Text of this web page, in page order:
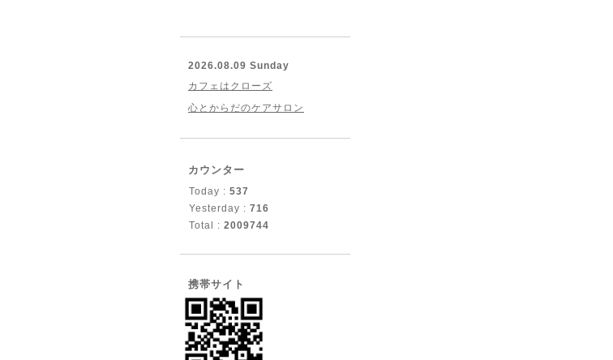
2026.08.09 Sunday
カフェはクローズ
心とからだのケアサロン
カウンター
Today : 537
Yesterday : 716
Total : 2009744
携帯サイト